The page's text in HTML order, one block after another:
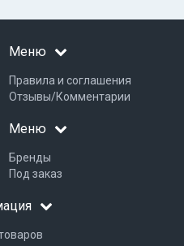
Меню
Правила и соглашения
Отзывы/Комментарии
Меню
Бренды
Под заказ